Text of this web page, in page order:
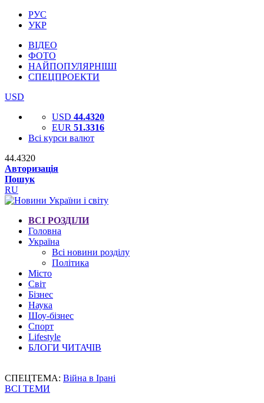
РУС
УКР
ВІДЕО
ФОТО
НАЙПОПУЛЯРНІШІ
СПЕЦПРОЕКТИ
USD
USD 44.4320
EUR 51.3316
Всі курси валют
44.4320
Авторизація
Пошук
RU
ВСІ РОЗДІЛИ
Головна
Україна
Всі новини розділу
Політика
Місто
Світ
Бізнес
Наука
Шоу-бізнес
Спорт
Lifestyle
БЛОГИ ЧИТАЧІВ
СПЕЦТЕМА: Війна в Ірані
ВСІ ТЕМИ